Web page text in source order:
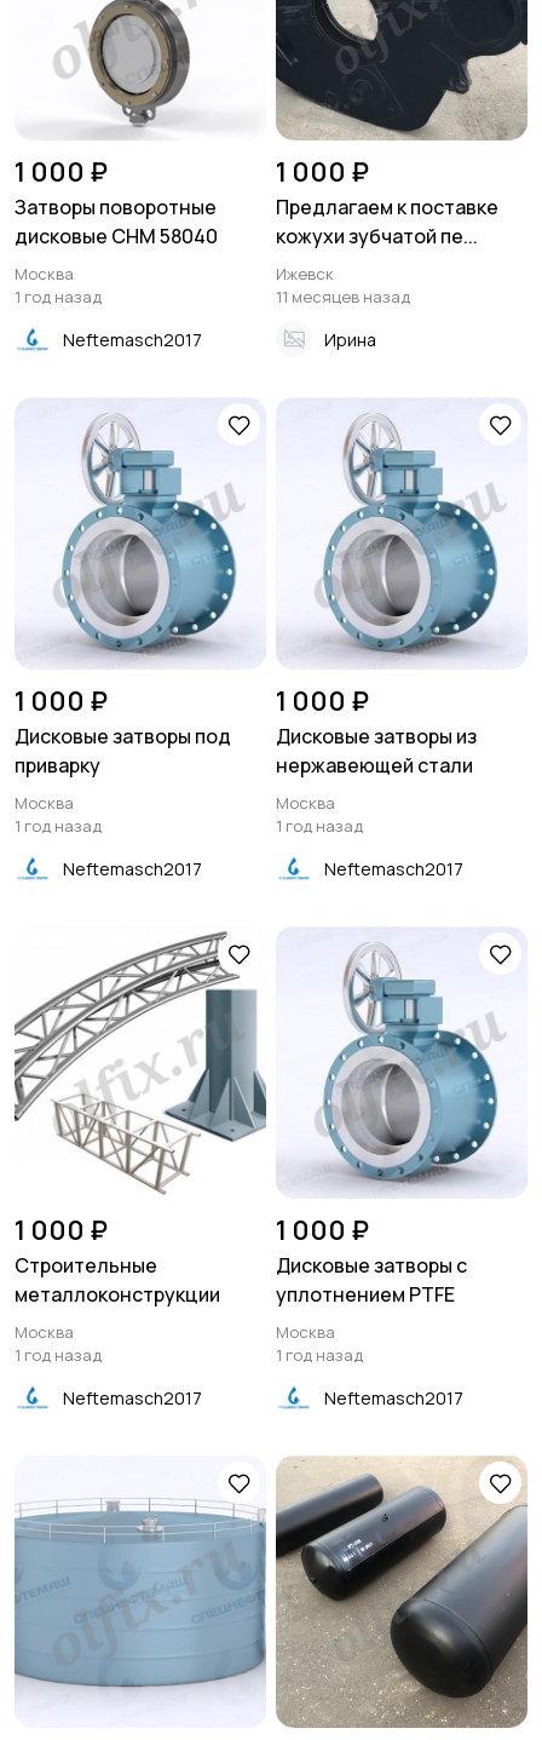
1 000 ₽
Затворы поворотные
дисковые СНМ 58040
Москва
1 год назад
Neftemasch2017
1 000 ₽
Предлагаем к поставке
кожухи зубчатой пе...
Ижевск
11 месяцев назад
Ирина
1 000 ₽
Дисковые затворы под
приварку
Москва
1 год назад
Neftemasch2017
1 000 ₽
Дисковые затворы из
нержавеющей стали
Москва
1 год назад
Neftemasch2017
1 000 ₽
Строительные
металлоконструкции
Москва
1 год назад
Neftemasch2017
1 000 ₽
Дисковые затворы с
уплотнением PTFE
Москва
1 год назад
Neftemasch2017